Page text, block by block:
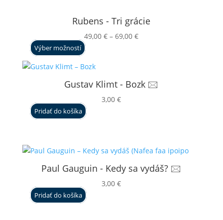
Rubens - Tri grácie
49,00€ – 69,00€Price
69,00 €
Výber možností
Gustav Klimt - Bozk 🖂
3,00€
Pridať do košíka
Paul Gauguin - Kedy sa vydáš? 🖂
3,00€
Pridať do košíka